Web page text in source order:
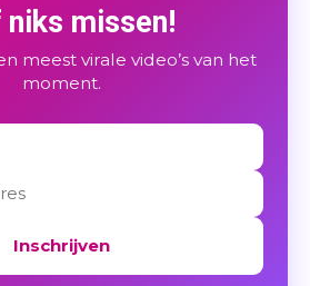
missen!
meest virale video’s van het
moment.
Inschrijven